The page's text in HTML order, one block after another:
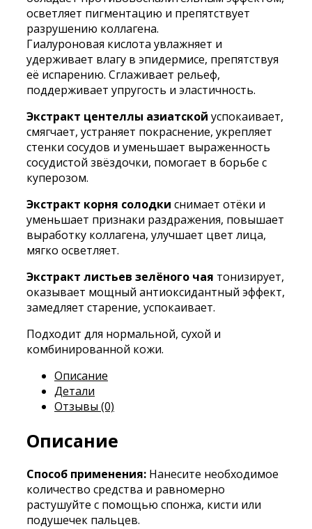
осветляет пигментацию и препятствует
разрушению коллагена.
Гиалуроновая кислота увлажняет и
удерживает влагу в эпидермисе, препятствуя
её испарению. Сглаживает рельеф,
поддерживает упругость и эластичность.
Экстракт центеллы азиатской успокаивает,
смягчает, устраняет покраснение, укрепляет
стенки сосудов и уменьшает выраженность
сосудистой звёздочки, помогает в борьбе с
куперозом.
Экстракт корня солодки снимает отёки и
уменьшает признаки раздражения, повышает
выработку коллагена, улучшает цвет лица,
мягко осветляет.
Экстракт листьев зелёного чая тонизирует,
оказывает мощный антиоксидантный эффект,
замедляет старение, успокаивает.
Подходит для нормальной, сухой и
комбинированной кожи.
Описание
Детали
Отзывы (0)
Описание
Способ применения: Нанесите необходимое
количество средства и равномерно
растушуйте с помощью спонжа, кисти или
подушечек пальцев.